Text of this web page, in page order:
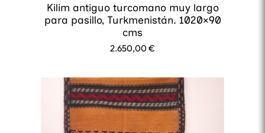
Kilim antiguo turcomano muy largo
para pasillo, Turkmenistán. 1020×90
cms
2.650,00€